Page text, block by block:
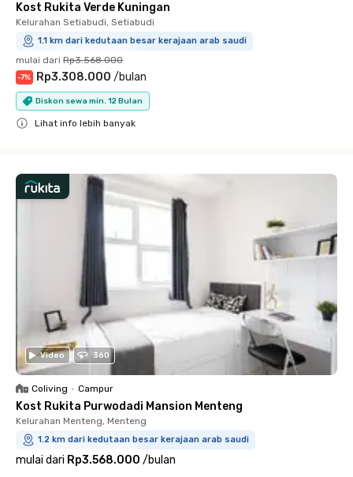
Kost Rukita Verde Kuningan
Kelurahan Setiabudi, Setiabudi
1.1 km dari kedutaan besar kerajaan arab saudi
mulai dari Rp3.568.000
-7% Rp3.308.000 /bulan
Diskon sewa min. 12 Bulan
Lihat info lebih banyak
Video 360
Coliving • Campur
Kost Rukita Purwodadi Mansion Menteng
Kelurahan Menteng, Menteng
1.2 km dari kedutaan besar kerajaan arab saudi
mulai dari Rp3.568.000 /bulan